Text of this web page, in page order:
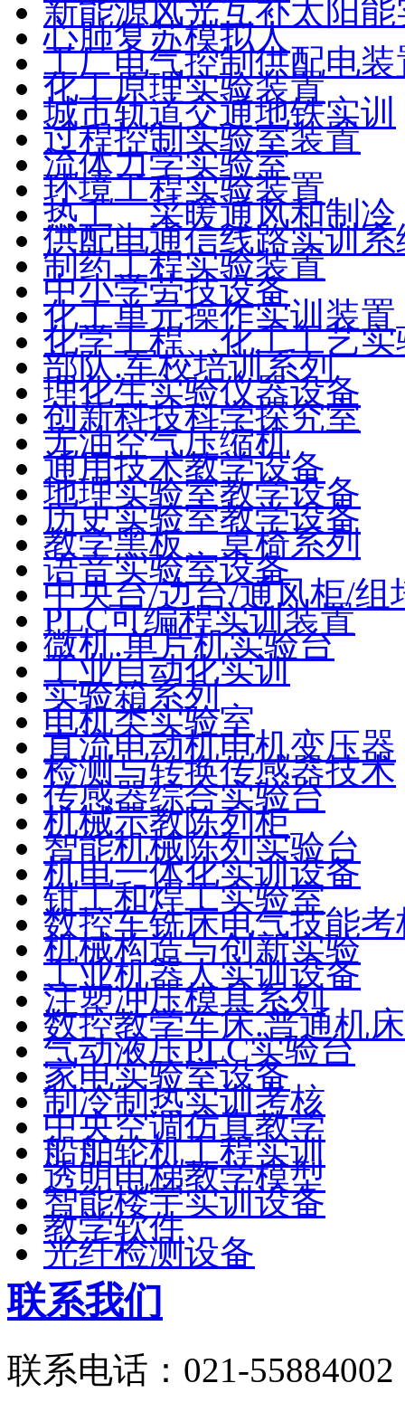
新能源风光互补太阳能
心肺复苏模拟人
工厂电气控制供配电装
化工原理实验装置
城市轨道交通地铁实训
过程控制实验室装置
流体力学实验室
环境工程实验装置
热工、采暖通风和制冷
供配电通信线路实训系
制药工程实验装置
中小学劳技设备
化工单元操作实训装置
化学工程、化工工艺
部队.军校培训系列
理化生实验仪器设备
创新科技科学探究室
无油空气压缩机
通用技术教学设备
地理实验室教学设备
历史实验室教学设备
教学黑板、桌椅系列
语音实验室设备
中央台/边台/通风柜/组
PLC可编程实训装置
微机.单片机实验台
工业自动化实训
实验箱系列
电机类实验室
直流电动机电机变压器
检测与转换传感器技术
传感器综合实验台
机械示教陈列柜
智能机械陈列实验台
机电一体化实训设备
钳工和焊工实验室
数控车铣床电气技能考
机械构造与创新实验
工业机器人实训设备
注塑冲压模具系列
数控教学车床.普通机床
气动液压PLC实验台
家电实验室设备
制冷制热实训考核
中央空调仿真教学
船舶轮机工程实训
透明电梯教学模型
智能楼宇实训设备
教学软件
光纤检测设备
联系我们
联系电话：021-55884002